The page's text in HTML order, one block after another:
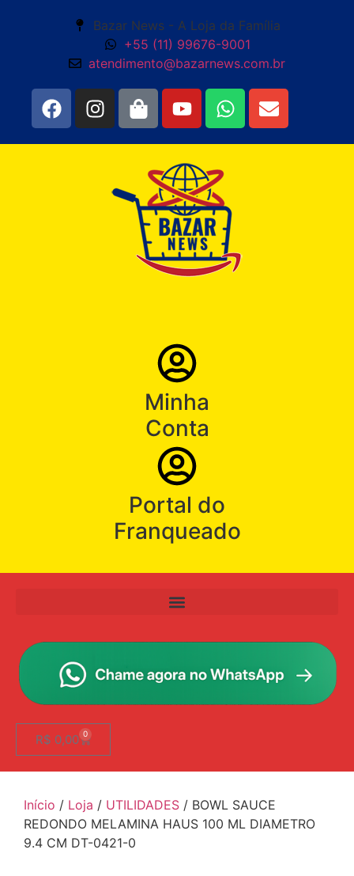
Bazar News - A Loja da Família
+55 (11) 99676-9001
atendimento@bazarnews.com.br
Minha
Conta
Portal do
Franqueado
R$ 0,00 0
Início / Loja / UTILIDADES / BOWL SAUCE
REDONDO MELAMINA HAUS 100 ML DIAMETRO
9.4 CM DT-0421-0